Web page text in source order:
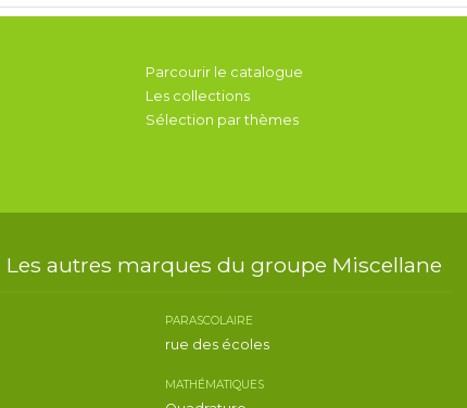
Parcourir le catalogue
Les collections
Sélection par thèmes
Les autres marques du groupe Miscellane
PARASCOLAIRE
rue des écoles
MATHÉMATIQUES